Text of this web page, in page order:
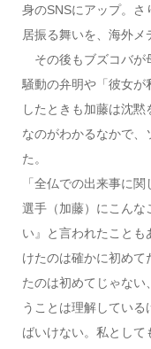
身のSNSにアップ。さ
居振る舞いを、海外メ
その後もブズコバが
騒動の弁明や「彼女が
したときも加藤は沈
なのがわかるなかで、
た。
「全仏での出来事に
選手（加藤）にこんな
い』と言われたことも
けたのは確かに初めて
たのは初めてじゃない
うことは理解してい
ばいけない。私とし